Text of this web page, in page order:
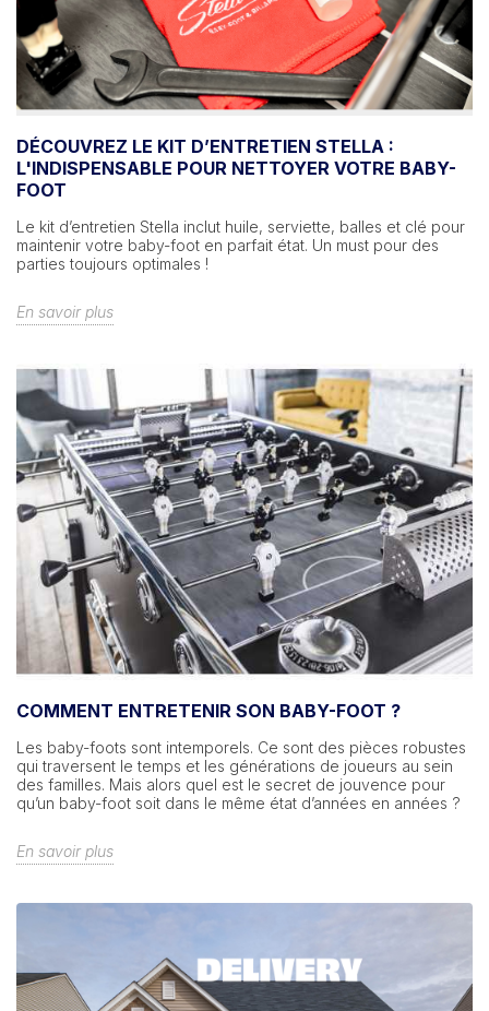
DÉCOUVREZ LE KIT D’ENTRETIEN STELLA :
L'INDISPENSABLE POUR NETTOYER VOTRE BABY-
FOOT
Le kit d’entretien Stella inclut huile, serviette, balles et clé pour
maintenir votre baby-foot en parfait état. Un must pour des
parties toujours optimales !
En savoir plus
COMMENT ENTRETENIR SON BABY-FOOT ?
Les baby-foots sont intemporels. Ce sont des pièces robustes
qui traversent le temps et les générations de joueurs au sein
des familles. Mais alors quel est le secret de jouvence pour
qu’un baby-foot soit dans le même état d’années en années ?
En savoir plus